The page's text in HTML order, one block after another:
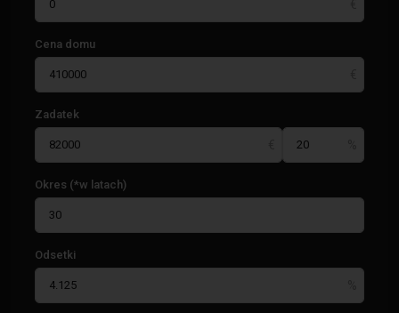
Cena domu
Zadatek
Okres (*w latach)
Odsetki